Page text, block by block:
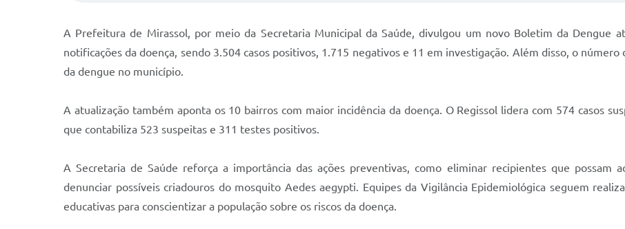
A Prefeitura de Mirassol, por meio da Secretaria Municipal da Saúde, divulgou um novo Boletim da Dengue
notificações da doença, sendo 3.504 casos positivos, 1.715 negativos e 11 em investigação. Além disso, o
da dengue no município.
A atualização também aponta os 10 bairros com maior incidência da doença. O Regissol lidera com 574 casos
que contabiliza 523 suspeitas e 311 testes positivos.
A Secretaria de Saúde reforça a importância das ações preventivas, como eliminar recipientes que possam
denunciar possíveis criadouros do mosquito Aedes aegypti. Equipes da Vigilância Epidemiológica seguem
educativas para conscientizar a população sobre os riscos da doença.